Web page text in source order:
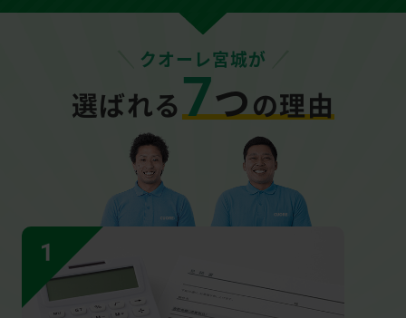
クオーレ宮城が
選ばれる7つの理由